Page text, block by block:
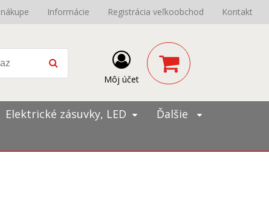
Informácie Registrácia veľkoobchod Kontakt
Môj účet
Elektrické zásuvky, LED
Ďalšie